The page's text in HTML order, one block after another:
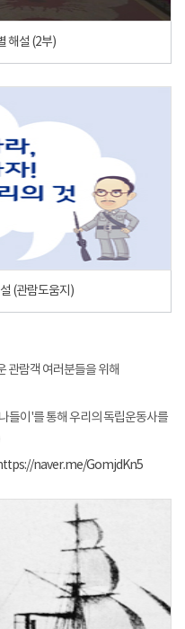
해설 (2부)
(관람도움지)
관람객 여러분들을 위해
들이'를 통해 우리의 독립운동사를
naver.me/GomjdKn5